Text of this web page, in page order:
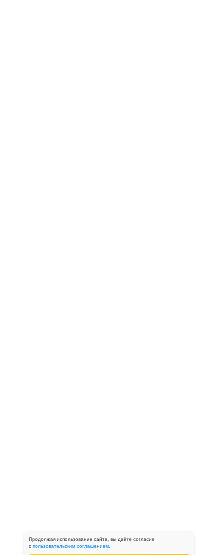
Продолжая использование сайта, вы даёте согласие
с пользовательским соглашением.